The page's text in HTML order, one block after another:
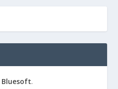
Bluesoft.